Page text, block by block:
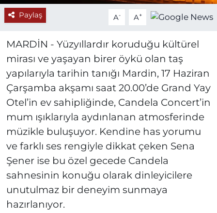
Paylaş A- A+
MARDİN - Yüzyıllardır koruduğu kültürel
mirası ve yaşayan birer öykü olan taş
yapılarıyla tarihin tanığı Mardin, 17 Haziran
Çarşamba akşamı saat 20.00’de Grand Yay
Otel’in ev sahipliğinde, Candela Concert’in
mum ışıklarıyla aydınlanan atmosferinde
müzikle buluşuyor. Kendine has yorumu
ve farklı ses rengiyle dikkat çeken Sena
Şener ise bu özel gecede Candela
sahnesinin konuğu olarak dinleyicilere
unutulmaz bir deneyim sunmaya
hazırlanıyor.